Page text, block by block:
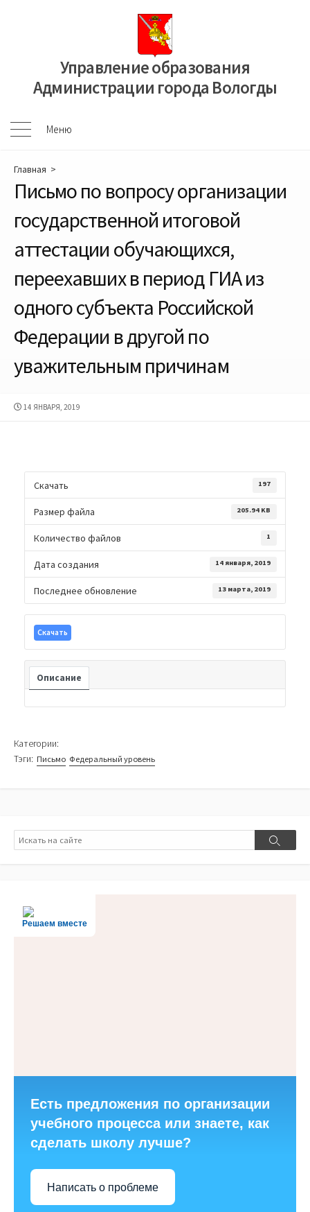
Управление образования
Администрации города Вологды
Меню
Меню
Главная >
Письмо по вопросу организации
государственной итоговой
аттестации обучающихся,
переехавших в период ГИА из
одного субъекта Российской
Федерации в другой по
уважительным причинам
ДАТА
14 ЯНВАРЯ, 2019
Скачать 197
Размер файла 205.94 KB
Количество файлов 1
Дата создания 14 января, 2019
Последнее обновление 13 марта, 2019
Скачать
Описание
Категории:
Тэги: Письмо Федеральный уровень
Поиск
Поиск
Решаем вместе
Есть предложения по организации
учебного процесса или знаете, как
сделать школу лучше?
Написать о проблеме